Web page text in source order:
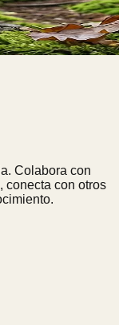
Colabora con
conecta con otros